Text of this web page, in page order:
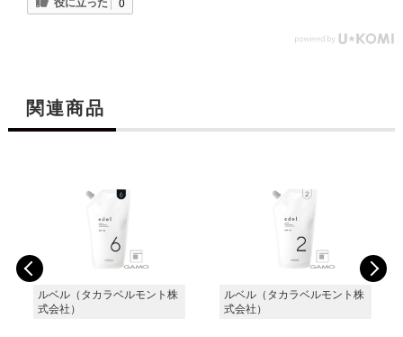
関連商品
ルベル（タカラベルモント株
式会社）
ルベル（タカラベルモント株
式会社）